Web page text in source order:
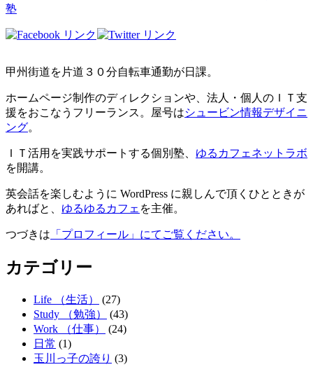
甲州街道を片道３０分自転車通勤が日課。
ホームページ制作のディレクションや、法人・個人のＩＴ支
援をおこなうフリーランス。屋号はシュービン情報デザイニ
ング。
ＩＴ活用を実践サポートする個別塾、 ゆるカフェネットラボ
を開講。
英会話を楽しむように WordPress に親しんで頂くひとときが
あればと、 ゆるゆるカフェ を主催。
つづきは 「プロフィール」にてご覧ください。
カテゴリー
Life （生活）
(27)
Study （勉強）
(43)
Work （仕事）
(24)
日常 (1)
玉川っ子の誇り (3)